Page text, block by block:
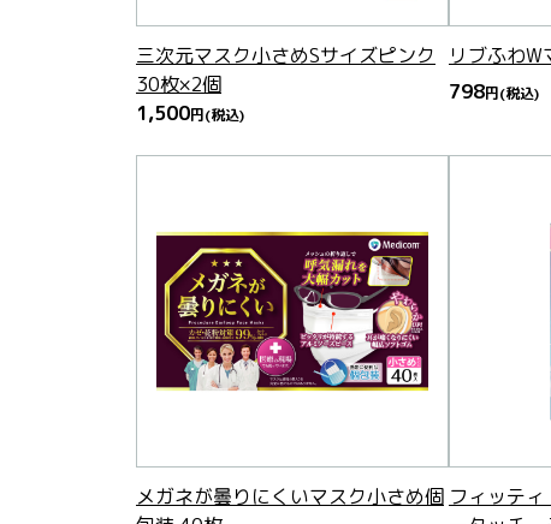
三次元マスク小さめSサイズピンク
30枚×2個
1,500円(税込)
リブふわ
798円(税込)
メガネが曇りにくいマスク小さめ個 フィッテ